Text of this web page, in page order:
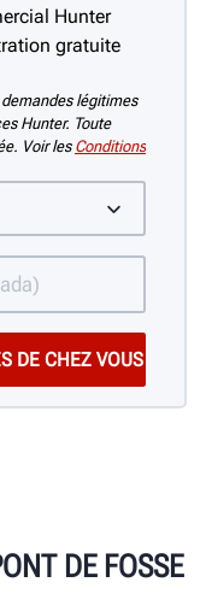
Hunter
gratuite
légitimes
Hunter. Toute
Voir les Conditions
DE FOSSE